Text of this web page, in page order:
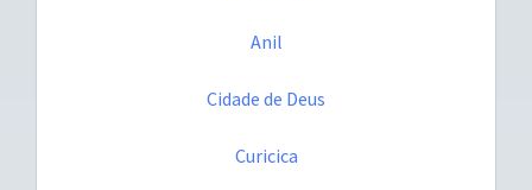
Anil
Cidade de Deus
Curicica